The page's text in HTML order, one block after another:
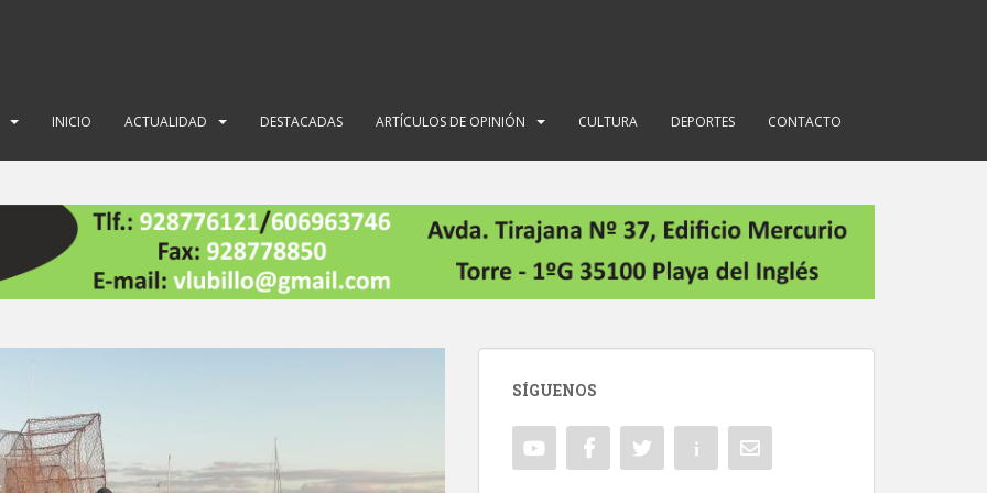
INICIO ACTUALIDAD DESTACADAS ARTÍCULOS DE OPINIÓN CULTURA DEPORTES CONTACTO
SÍGUENOS